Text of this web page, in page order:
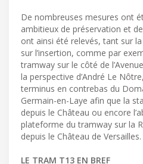
De nombreuses mesures ont
ambitieux de préservation et
ont ainsi été relevés, tant sur
sur l’insertion, comme par
tramway sur le côté de
la perspective d’André Le
terminus en contrebas du
Germain-en-Laye afin que la
depuis le Château ou encore
plateforme du tramway sur la
depuis le Château de Versailles.
LE TRAM T13 EN BREF